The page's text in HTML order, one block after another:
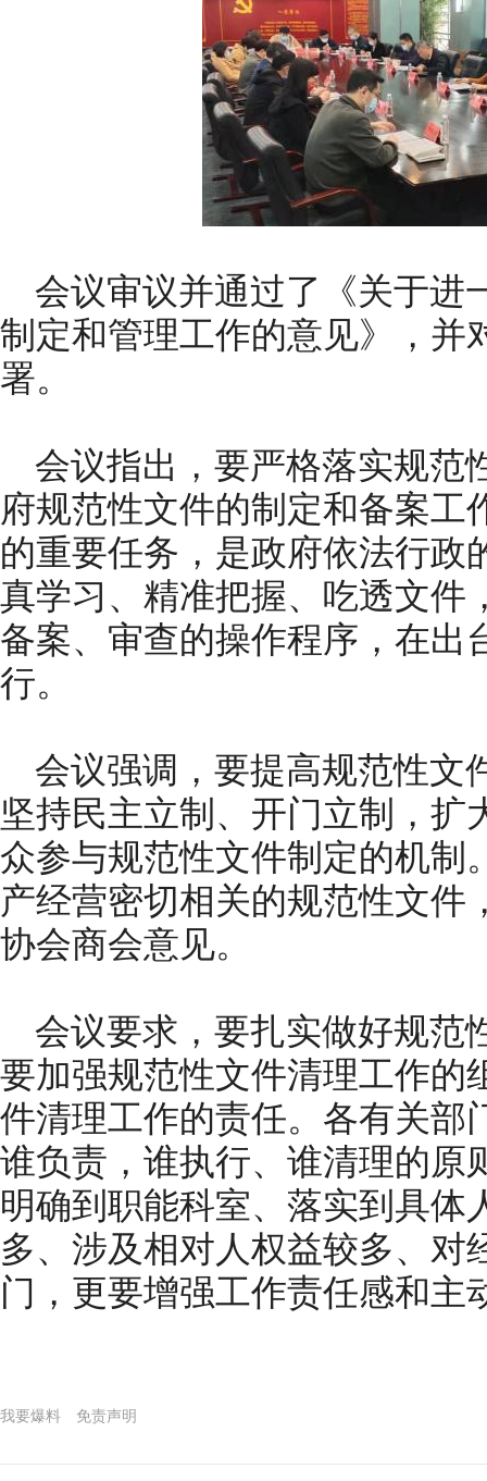
会议审议并通过了《关于进
制定和管理工作的意见》，并
署。
会议指出，要严格落实规范
府规范性文件的制定和备案工
的重要任务，是政府依法行政
真学习、精准把握、吃透文件
备案、审查的操作程序，在出
行。
会议强调，要提高规范性文
坚持民主立制、开门立制，扩
众参与规范性文件制定的机制
产经营密切相关的规范性文件
协会商会意见。
会议要求，要扎实做好规范
要加强规范性文件清理工作的
件清理工作的责任。各有关部
谁负责，谁执行、谁清理的原
明确到职能科室、落实到具体
多、涉及相对人权益较多、对
门，更要增强工作责任感和主
我要爆料 免责声明